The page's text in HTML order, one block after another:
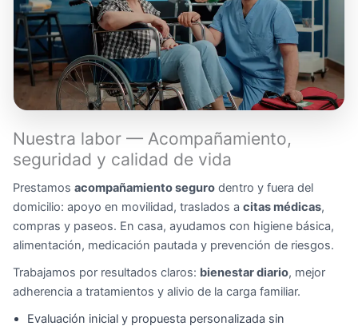
Nuestra labor — Acompañamiento,
seguridad y calidad de vida
Prestamos acompañamiento seguro dentro y fuera del
domicilio: apoyo en movilidad, traslados a citas médicas,
compras y paseos. En casa, ayudamos con higiene básica,
alimentación, medicación pautada y prevención de riesgos.
Trabajamos por resultados claros: bienestar diario, mejor
adherencia a tratamientos y alivio de la carga familiar.
Evaluación inicial y propuesta personalizada sin